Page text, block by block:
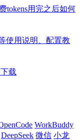
tokens用完之后如何
使用说明、配置教
载
WorkBuddy
DeepSeek 微信 小龙